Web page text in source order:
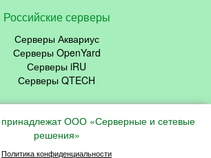
Российские серверы
Серверы Аквариус
Серверы OpenYard
Серверы iRU
Серверы QTECH
ООО «Серверные и сетевые
решения»
Политика конфиденциальности